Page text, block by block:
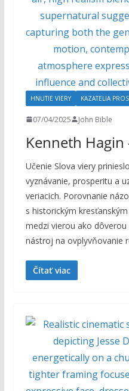
HNUTIE VIERY KAZATELIA
07/04/2025 John Bible
Kenneth Hagin
Učenie Slova viery
vyznávanie, prosperitu a
veriacich. Porovnanie
s historickým
medzi vierou ako
nástroj na ovplyvňovanie
Čítať viac